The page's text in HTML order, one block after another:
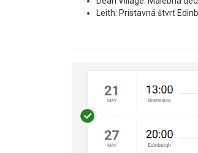
Leith: Prístavná štvrť